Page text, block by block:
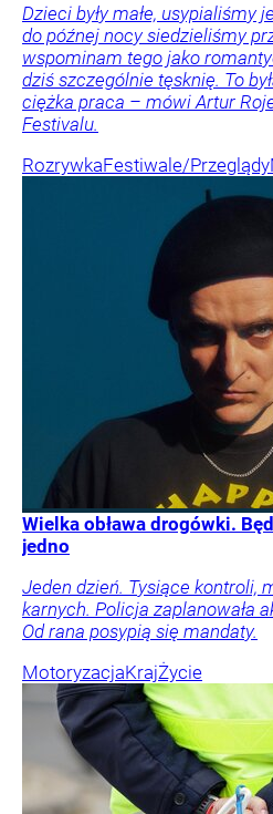
Dzieci były małe, usypialiśmy
do późnej nocy siedzieliśmy
wspominam tego jako
dziś szczególnie tęsknię. To
ciężka praca – mówi Artur
Festivalu.
RozrywkaFestiwale/Przeglądy
Wielka obława drogówki.
jedno
Jeden dzień. Tysiące kontroli,
karnych. Policja zaplanowała
Od rana posypią się mandaty.
MotoryzacjaKrajŻycie